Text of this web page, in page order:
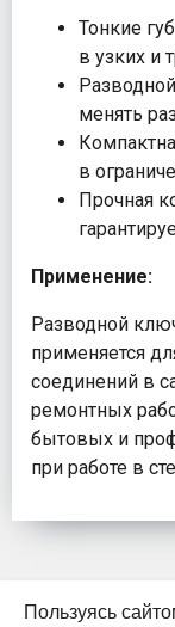
Пользуясь
Тонкие
в узких и
менять
в
Прочная
Применение:
Разводной
применяется
соединений в
ремонтных
бытовых и
при работе в